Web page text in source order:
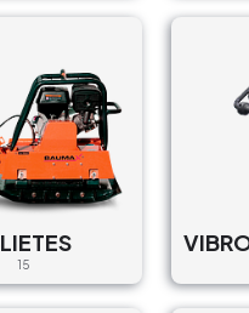
Georga Apiņa iela 22,
€13/Dienā, €200/Mēn.
Piegāde : Ar un Bez
Nez / 200
BETONA MAISĪTĀJI
Jaunlorupes,
novads, LV-2150, Latvija
15